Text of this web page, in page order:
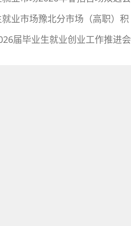
业市场豫北分市场（高职）积
届毕业生就业创业工作推进会